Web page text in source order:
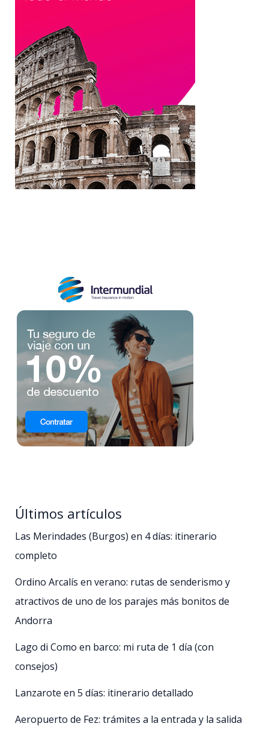
Últimos artículos
Las Merindades (Burgos) en 4 días: itinerario
completo
Ordino Arcalís en verano: rutas de senderismo y
atractivos de uno de los parajes más bonitos de
Andorra
Lago di Como en barco: mi ruta de 1 día (con
consejos)
Lanzarote en 5 días: itinerario detallado
Aeropuerto de Fez: trámites a la entrada y la salida